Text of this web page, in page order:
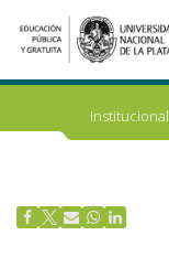
Ir
al
Institucional